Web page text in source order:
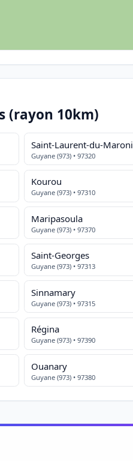
(rayon 10km)
Saint-Laurent-du-Maroni
Guyane (973) • 97320
Kourou
Guyane (973) • 97310
Maripasoula
Guyane (973) • 97370
Saint-Georges
Guyane (973) • 97313
Sinnamary
Guyane (973) • 97315
Régina
Guyane (973) • 97390
Ouanary
Guyane (973) • 97380